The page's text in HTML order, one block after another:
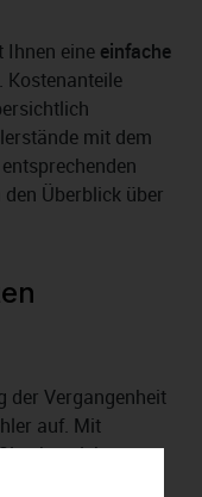
Ihnen eine einfache
. Kostenanteile
mit dem
Überblick über
der Vergangenheit
auf. Mit
abgesichert: